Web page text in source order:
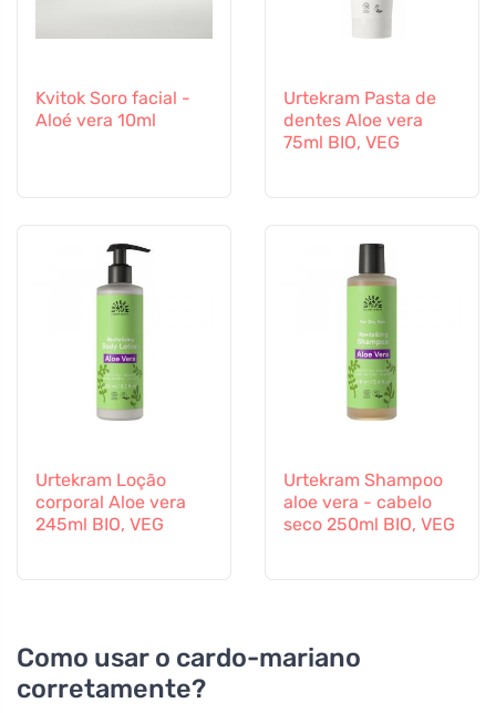
Kvitok Soro facial -
Aloé vera 10ml
Urtekram Pasta de
dentes Aloe vera
75ml BIO, VEG
Urtekram Loção
corporal Aloe vera
245ml BIO, VEG
Urtekram Shampoo
aloe vera - cabelo
seco 250ml BIO, VEG
Como usar o cardo-mariano
corretamente?